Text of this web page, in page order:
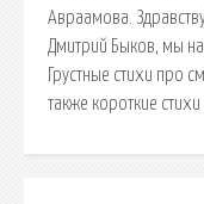
Авраамова.
Дмитрий Быков, мы
Грустные стихи про
также короткие стихи